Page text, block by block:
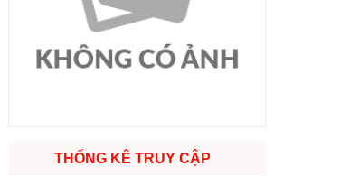
THỐNG KÊ TRUY CẬP